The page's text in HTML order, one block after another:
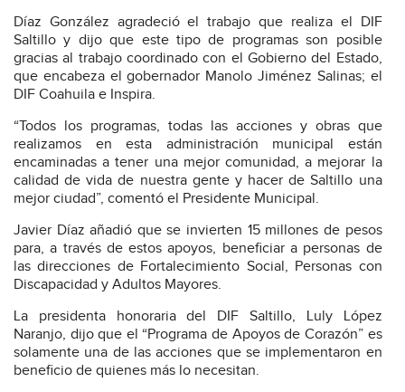
Díaz González agradeció el trabajo que realiza el DIF
Saltillo y dijo que este tipo de programas son posible
gracias al trabajo coordinado con el Gobierno del Estado,
que encabeza el gobernador Manolo Jiménez Salinas; el
DIF Coahuila e Inspira.
“Todos los programas, todas las acciones y obras que
realizamos en esta administración municipal están
encaminadas a tener una mejor comunidad, a mejorar la
calidad de vida de nuestra gente y hacer de Saltillo una
mejor ciudad”, comentó el Presidente Municipal.
Javier Díaz añadió que se invierten 15 millones de pesos
para, a través de estos apoyos, beneficiar a personas de
las direcciones de Fortalecimiento Social, Personas con
Discapacidad y Adultos Mayores.
La presidenta honoraria del DIF Saltillo, Luly López
Naranjo, dijo que el “Programa de Apoyos de Corazón” es
solamente una de las acciones que se implementaron en
beneficio de quienes más lo necesitan.